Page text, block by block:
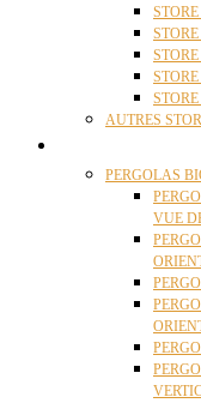
AUTRES
PERGOLAS
VUE